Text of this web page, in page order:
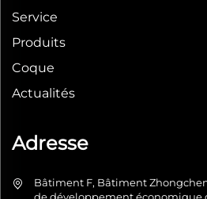
Service
Produits
Coque
Actualités
Adresse
Bâtiment F, Bâtiment
de développement économique